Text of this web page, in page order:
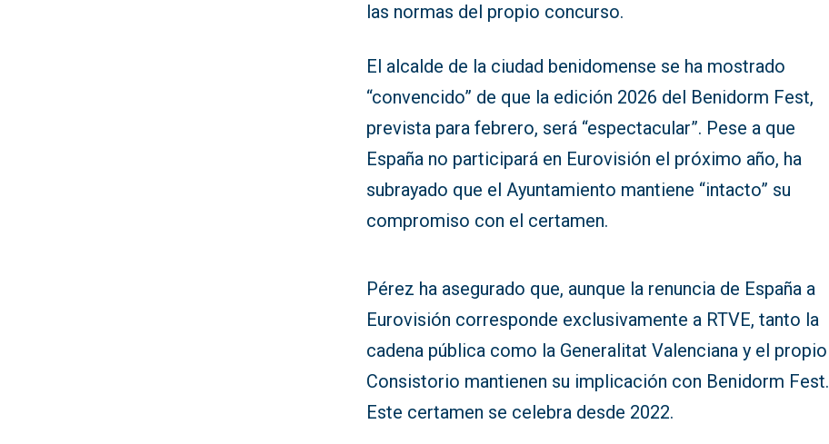
las normas del propio concurso.
El alcalde de la ciudad benidomense se ha mostrado
“convencido” de que la edición 2026 del Benidorm Fest,
prevista para febrero, será “espectacular”. Pese a que
España no participará en Eurovisión el próximo año, ha
subrayado que el Ayuntamiento mantiene “intacto” su
compromiso con el certamen.
Pérez ha asegurado que, aunque la renuncia de España a
Eurovisión corresponde exclusivamente a RTVE, tanto la
cadena pública como la Generalitat Valenciana y el propio
Consistorio mantienen su implicación con Benidorm Fest.
Este certamen se celebra desde 2022.